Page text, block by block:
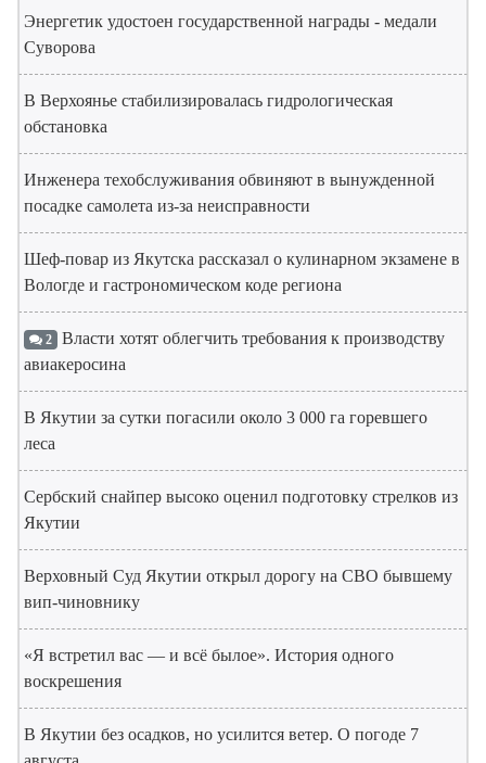
Энергетик удостоен государственной награды - медали
Суворова
В Верхоянье стабилизировалась гидрологическая
обстановка
Инженера техобслуживания обвиняют в вынужденной
посадке самолета из-за неисправности
Шеф-повар из Якутска рассказал о кулинарном экзамене в
Вологде и гастрономическом коде региона
2 Власти хотят облегчить требования к производству
авиакеросина
В Якутии за сутки погасили около 3 000 га горевшего
леса
Сербский снайпер высоко оценил подготовку стрелков из
Якутии
Верховный Суд Якутии открыл дорогу на СВО бывшему
вип-чиновнику
«Я встретил вас — и всё былое». История одного
воскрешения
В Якутии без осадков, но усилится ветер. О погоде 7